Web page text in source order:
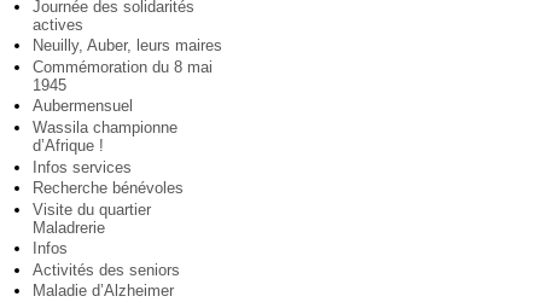
Journée des solidarités
actives
Neuilly, Auber, leurs maires
Commémoration du 8 mai
1945
Aubermensuel
Wassila championne
d’Afrique !
Infos services
Recherche bénévoles
Visite du quartier
Maladrerie
Infos
Activités des seniors
Maladie d’Alzheimer